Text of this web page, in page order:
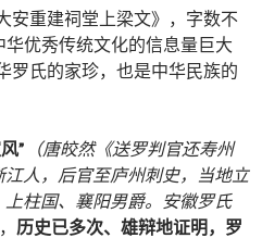
安重建祠堂上梁文》，字数不
优秀传统文化的信息量巨大
罗氏的家珍，也是中华民族的
” （唐皎然《送罗判官还寿州
江人，后官至庐州刺史，当地立
上柱国、襄阳男爵。安徽罗氏
， 历史已多次、雄辩地证明，罗